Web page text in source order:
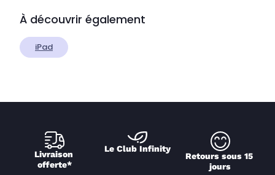
À découvrir également
iPad
Livraison
offerte*
Le Club Infinity
Retours sous 15
jours